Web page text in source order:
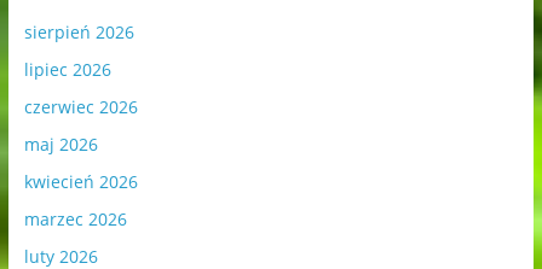
sierpień 2026
lipiec 2026
czerwiec 2026
maj 2026
kwiecień 2026
marzec 2026
luty 2026